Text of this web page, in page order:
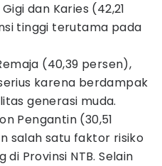
dan Karies (42,21
tinggi terutama pada
(40,39 persen),
karena berdampak
generasi muda.
Pengantin (30,51
salah satu faktor risiko
Provinsi NTB. Selain